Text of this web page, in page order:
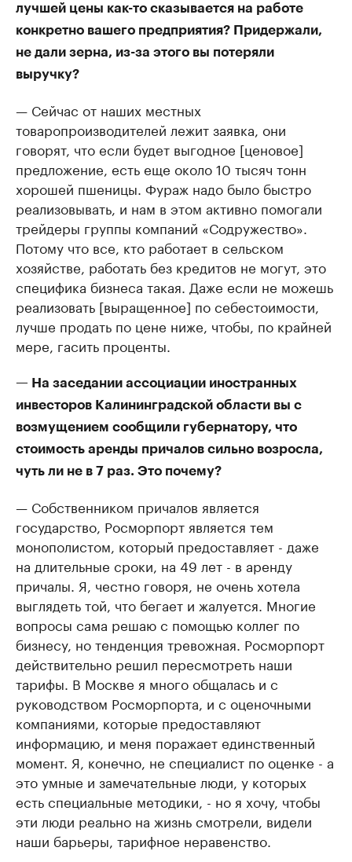
лучшей цены как-то сказывается на работе
конкретно вашего предприятия? Придержали,
не дали зерна, из-за этого вы потеряли
выручку?
— Сейчас от наших местных
товаропроизводителей лежит заявка, они
говорят, что если будет выгодное [ценовое]
предложение, есть еще около 10 тысяч тонн
хорошей пшеницы. Фураж надо было быстро
реализовывать, и нам в этом активно помогали
трейдеры группы компаний «Содружество».
Потому что все, кто работает в сельском
хозяйстве, работать без кредитов не могут, это
специфика бизнеса такая. Даже если не можешь
реализовать [выращенное] по себестоимости,
лучше продать по цене ниже, чтобы, по крайней
мере, гасить проценты.
— На заседании ассоциации иностранных
инвесторов Калининградской области вы с
возмущением сообщили губернатору, что
стоимость аренды причалов сильно возросла,
чуть ли не в 7 раз. Это почему?
— Собственником причалов является
государство, Росморпорт является тем
монополистом, который предоставляет - даже
на длительные сроки, на 49 лет - в аренду
причалы. Я, честно говоря, не очень хотела
выглядеть той, что бегает и жалуется. Многие
вопросы сама решаю с помощью коллег по
бизнесу, но тенденция тревожная. Росморпорт
действительно решил пересмотреть наши
тарифы. В Москве я много общалась и с
руководством Росморпорта, и с оценочными
компаниями, которые предоставляют
информацию, и меня поражает единственный
момент. Я, конечно, не специалист по оценке - а
это умные и замечательные люди, у которых
есть специальные методики, - но я хочу, чтобы
эти люди реально на жизнь смотрели, видели
наши барьеры, тарифное неравенство.